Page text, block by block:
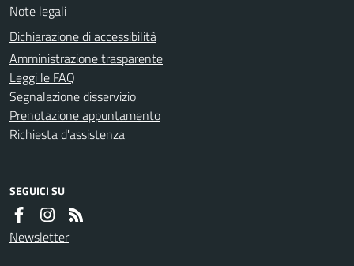
Note legali
Dichiarazione di accessibilità
Amministrazione trasparente
Leggi le FAQ
Segnalazione disservizio
Prenotazione appuntamento
Richiesta d'assistenza
SEGUICI SU
Newsletter